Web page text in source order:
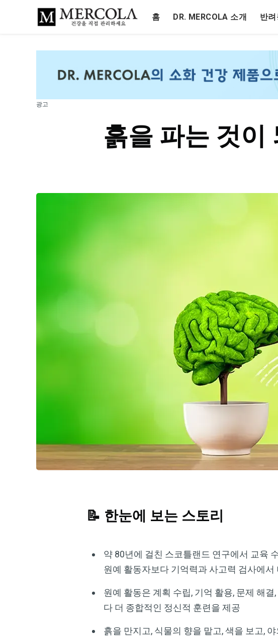
홈 DR. MERCOLA 소개 반
광고
흙을 파는 것이
📝 한눈에 보는 스토리
약 80년에 걸친 스코틀랜드 연구에서 교육
원예 활동자보다 기억력과 사고력 검사에서
원예 활동은 계획 수립, 기억 활용, 문제 해
다 더 종합적인 정신적 훈련을 제공
흙을 만지고, 식물의 향을 맡고, 색을 보고,